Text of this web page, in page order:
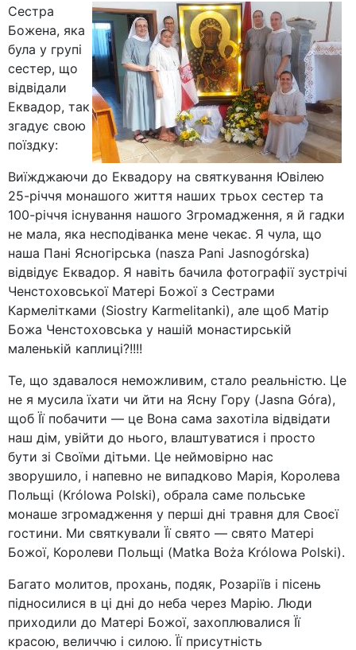
Сестра
Божена, яка
була у групі
сестер, що
відвідали
Еквадор, так
згадує свою
поїздку:
Виїжджаючи до Еквадору на святкування Ювілею
25-річчя монашого життя наших трьох сестер та
100-річчя існування нашого Згромадження, я й гадки
не мала, яка несподіванка мене чекає. Я чула, що
наша Пані Ясногірська (nasza Pani Jasnogórska)
відвідує Еквадор. Я навіть бачила фотографії зустрічі
Ченстоховської Матері Божої з Сестрами
Кармелітками (Siostry Karmelitanki), але щоб Матір
Божа Ченстоховська у нашій монастирській
маленькій каплиці?!!!!
Те, що здавалося неможливим, стало реальністю. Це
не я мусила їхати чи йти на Ясну Гору (Jasna Góra),
щоб Її побачити — це Вона сама захотіла відвідати
наш дім, увійти до нього, влаштуватися і просто
бути зі Своїми дітьми. Це неймовірно нас
зворушило, і напевно не випадково Марія, Королева
Польщі (Królowa Polski), обрала саме польське
монаше згромадження у перші дні травня для Своєї
гостини. Ми святкували Її свято — свято Матері
Божої, Королеви Польщі (Matka Boża Królowa Polski).
Багато молитов, прохань, подяк, Розаріїв і пісень
підносилися в ці дні до неба через Марію. Люди
приходили до Матері Божої, захоплювалися Її
красою, величчю і силою. Її присутність